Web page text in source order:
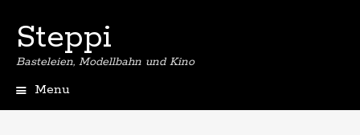
Steppi
Basteleien, Modellbahn und Kino
Menu